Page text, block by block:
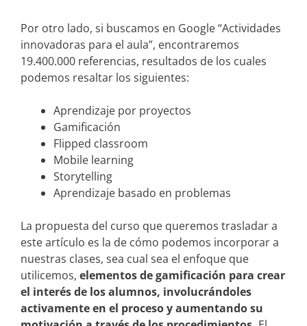
Por otro lado, si buscamos en Google “Actividades
innovadoras para el aula”, encontraremos
19.400.000 referencias, resultados de los cuales
podemos resaltar los siguientes:
Aprendizaje por proyectos
Gamificación
Flipped classroom
Mobile learning
Storytelling
Aprendizaje basado en problemas
La propuesta del curso que queremos trasladar a
este artículo es la de cómo podemos incorporar a
nuestras clases, sea cual sea el enfoque que
utilicemos, elementos de gamificación para crear
el interés de los alumnos, involucrándoles
activamente en el proceso y aumentando su